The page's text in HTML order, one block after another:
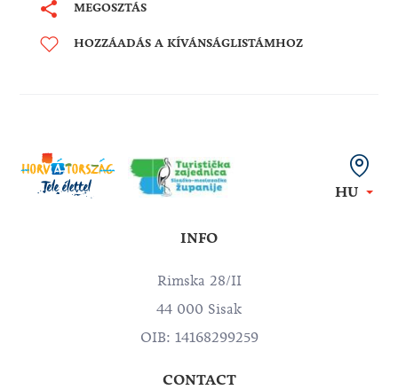
MEGOSZTÁS
HOZZÁADÁS A KÍVÁNSÁGLISTÁMHOZ
HU
INFO
Rimska 28/II
44 000 Sisak
OIB: 14168299259
CONTACT